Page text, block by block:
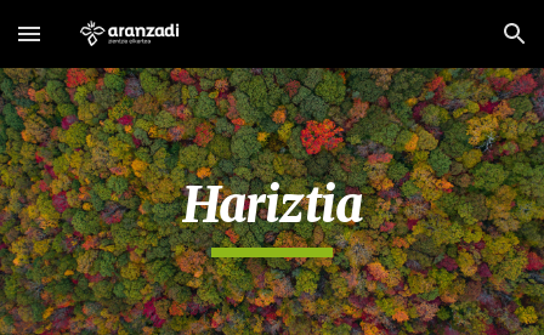
Skip to main content Skip to navigation
Hariztia